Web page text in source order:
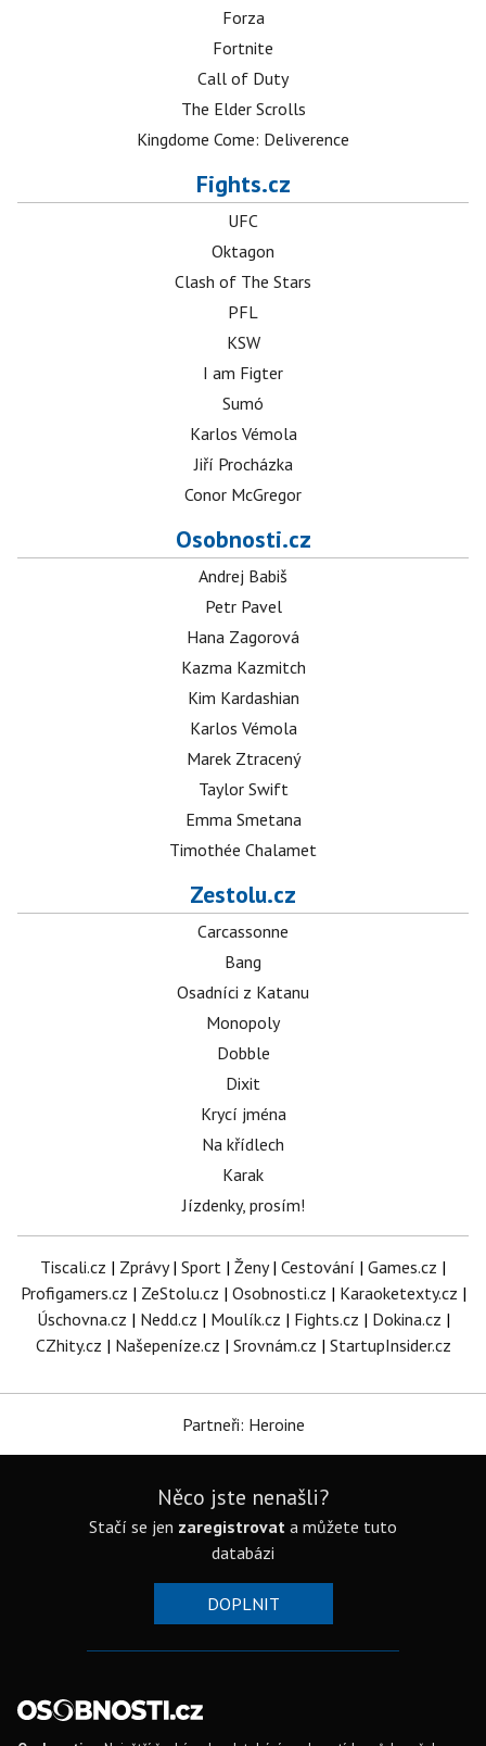
Forza
Fortnite
Call of Duty
The Elder Scrolls
Kingdome Come: Deliverence
Fights.cz
UFC
Oktagon
Clash of The Stars
PFL
KSW
I am Figter
Sumó
Karlos Vémola
Jiří Procházka
Conor McGregor
Osobnosti.cz
Andrej Babiš
Petr Pavel
Hana Zagorová
Kazma Kazmitch
Kim Kardashian
Karlos Vémola
Marek Ztracený
Taylor Swift
Emma Smetana
Timothée Chalamet
Zestolu.cz
Carcassonne
Bang
Osadníci z Katanu
Monopoly
Dobble
Dixit
Krycí jména
Na křídlech
Karak
Jízdenky, prosím!
Tiscali.cz | Zprávy| Sport | Ženy| Cestování | Games.cz |
Profigamers.cz | ZeStolu.cz | Osobnosti.cz | Karaoketexty.cz |
Úschovna.cz | Nedd.cz | Moulík.cz | Fights.cz | Dokina.cz |
CZhity.cz | Našepeníze.cz | Srovnám.cz | StartupInsider.cz
Partneři: Heroine
Něco jste nenašli?
Stačí se jen zaregistrovat a můžete tuto
databázi
DOPLNIT